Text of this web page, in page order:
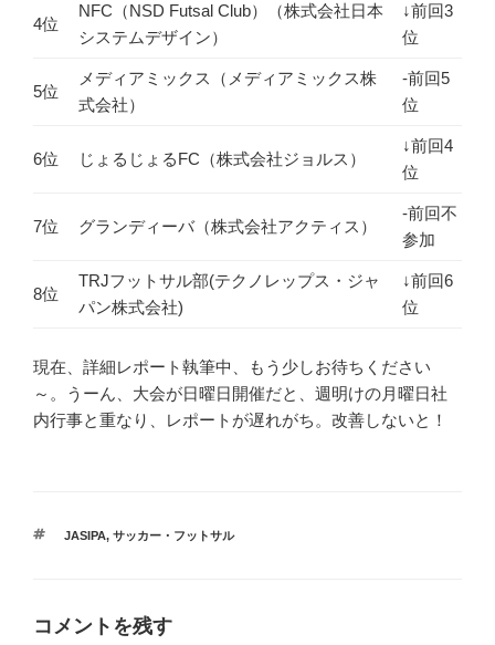
4位
NFC（NSD Futsal Club）（株式会社日本
システムデザイン）
↓前回3
位
5位
メディアミックス（メディアミックス株
式会社）
-前回5
位
6位 じょるじょるFC（株式会社ジョルス）
↓前回4
位
7位 グランディーバ（株式会社アクティス）
-前回不
参加
8位
TRJフットサル部(テクノレップス・ジャ
パン株式会社)
↓前回6
位
現在、詳細レポート執筆中、もう少しお待ちください
～。うーん、大会が日曜日開催だと、週明けの月曜日社
内行事と重なり、レポートが遅れがち。改善しないと！
タ
JASIPA, サッカー・フットサル
コメントを残す